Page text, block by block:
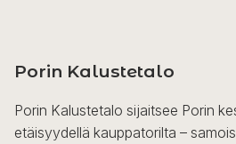
Porin Kalustetalo
Porin Kalustetalo sijaitsee Porin
etäisyydellä kauppatorilta –